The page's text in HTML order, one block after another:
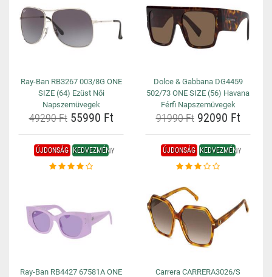
Ray-Ban RB3267 003/8G ONE
SIZE (64) Ezüst Női
Napszemüvegek
49290 Ft55990 Ft
Dolce & Gabbana DG4459
502/73 ONE SIZE (56) Havana
Férfi Napszemüvegek
91990 Ft92090 Ft
ÚJDONSÁG KEDVEZMÉNY
Ray-Ban RB4427 67581A ONE
ÚJDONSÁG KEDVEZMÉNY
Carrera CARRERA3026/S